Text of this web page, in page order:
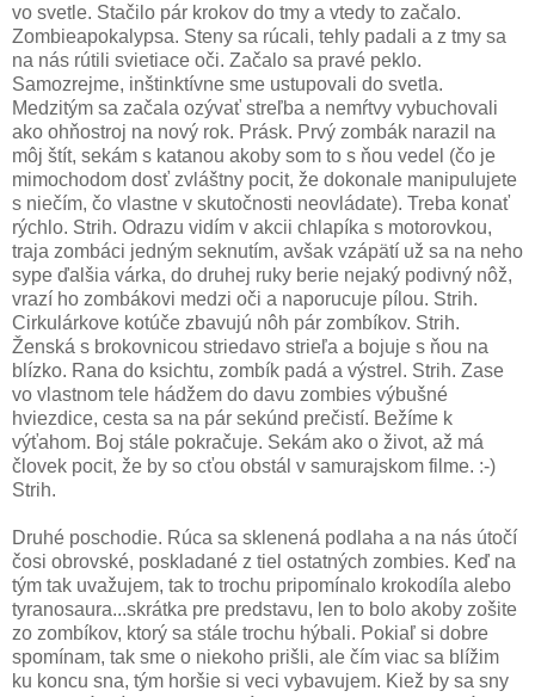
vo svetle. Stačilo pár krokov do tmy a vtedy to začalo.
Zombieapokalypsa. Steny sa rúcali, tehly padali a z tmy sa
na nás rútili svietiace oči. Začalo sa pravé peklo.
Samozrejme, inštinktívne sme ustupovali do svetla.
Medzitým sa začala ozývať streľba a nemŕtvy vybuchovali
ako ohňostroj na nový rok. Prásk. Prvý zombák narazil na
môj štít, sekám s katanou akoby som to s ňou vedel (čo je
mimochodom dosť zvláštny pocit, že dokonale manipulujete
s niečím, čo vlastne v skutočnosti neovládate). Treba konať
rýchlo. Strih. Odrazu vidím v akcii chlapíka s motorovkou,
traja zombáci jedným seknutím, avšak vzápätí už sa na neho
sype ďalšia várka, do druhej ruky berie nejaký podivný nôž,
vrazí ho zombákovi medzi oči a naporucuje pílou. Strih.
Cirkulárkove kotúče zbavujú nôh pár zombíkov. Strih.
Ženská s brokovnicou striedavo strieľa a bojuje s ňou na
blízko. Rana do ksichtu, zombík padá a výstrel. Strih. Zase
vo vlastnom tele hádžem do davu zombies výbušné
hviezdice, cesta sa na pár sekúnd prečistí. Bežíme k
výťahom. Boj stále pokračuje. Sekám ako o život, až má
človek pocit, že by so cťou obstál v samurajskom filme. :-)
Strih.
Druhé poschodie. Rúca sa sklenená podlaha a na nás útočí
čosi obrovské, poskladané z tiel ostatných zombies. Keď na
tým tak uvažujem, tak to trochu pripomínalo krokodíla alebo
tyranosaura...skrátka pre predstavu, len to bolo akoby zošite
zo zombíkov, ktorý sa stále trochu hýbali. Pokiaľ si dobre
spomínam, tak sme o niekoho prišli, ale čím viac sa blížim
ku koncu sna, tým horšie si veci vybavujem. Kiež by sa sny